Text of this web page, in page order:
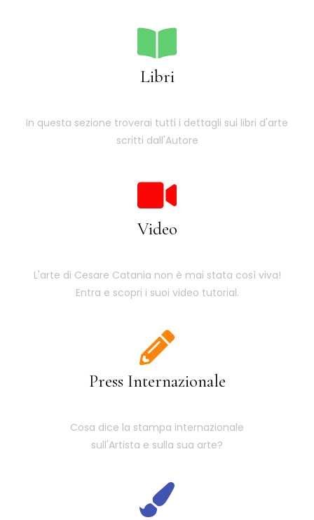
Libri
In questa sezione troverai tutti i dettagli sui libri d'arte
scritti dall'Autore
Video
L'arte di Cesare Catania non è mai stata così viva!
Entra e scopri i suoi video tutorial.
Press Internazionale
Cosa dice la stampa internazionale
sull'Artista e sulla sua arte?